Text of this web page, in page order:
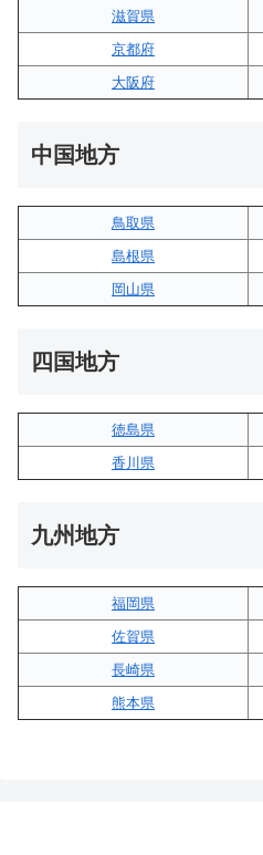
滋賀県
京都府
大阪府
中国地方
鳥取県
島根県
岡山県
四国地方
徳島県
香川県
九州地方
福岡県
佐賀県
長崎県
熊本県